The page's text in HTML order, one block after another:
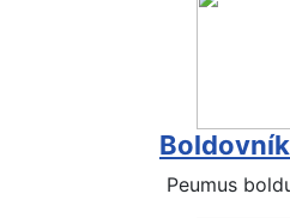
Peumus